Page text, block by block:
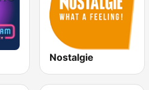
Nostalgie